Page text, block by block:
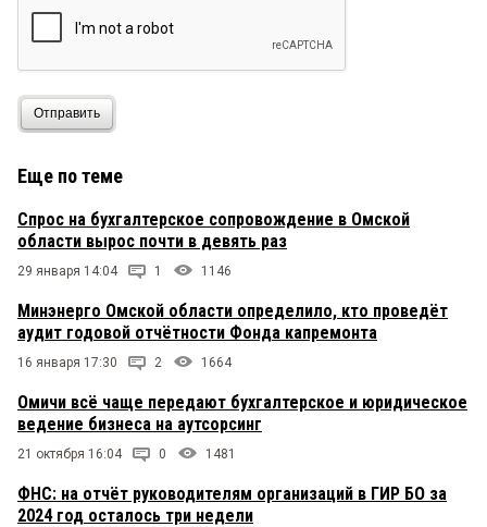
Отправить
Еще по теме
Спрос на бухгалтерское сопровождение в Омской
области вырос почти в девять раз
29 января 14:04 1 1146
Минэнерго Омской области определило, кто проведёт
аудит годовой отчётности Фонда капремонта
16 января 17:30 2 1664
Омичи всё чаще передают бухгалтерское и юридическое
ведение бизнеса на аутсорсинг
21 октября 16:04 0 1481
ФНС: на отчёт руководителям организаций в ГИР БО за
2024 год осталось три недели